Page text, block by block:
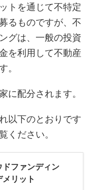
トを通じて不特定
るものですが、不
グは、一般の投資
を利用して不動産
。
に配分されます。
以下のとおりです
ください。
ファンディン
リット